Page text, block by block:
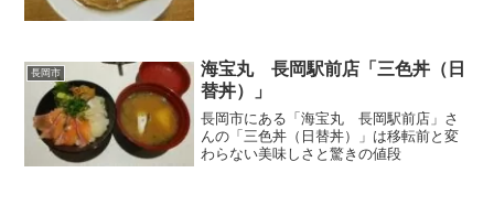
長岡市
海宝丸 長岡駅前店「三色丼（日
替丼）」
長岡市にある「海宝丸 長岡駅前店」さ
んの「三色丼（日替丼）」は移転前と変
わらない美味しさと驚きの値段